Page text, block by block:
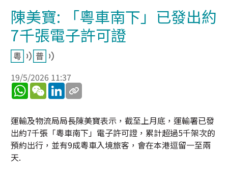
陳美寶: 「粵車南下」已發出約
7千張電子許可證
19/5/2026 11:37
WhatsApp
WeChatLinkedIn
運輸及物流局局長陳美寶表示，截至上月底，運輸署已發
出約7千張「粵車南下」電子許可證，累計超過5千架次的
預約出行，並有9成粵車入境旅客，會在本港逗留一至兩
天.